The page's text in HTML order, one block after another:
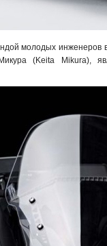
молодых инженеров
(Keita Mikura),